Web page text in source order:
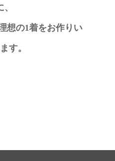
、
想の1着をお作りい
す。